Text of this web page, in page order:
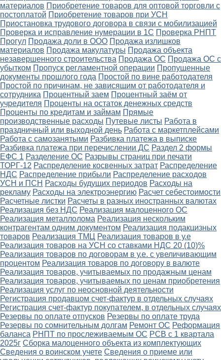
материалов Приобретение товаров для оптовой торговли с
постоплатой Приобретение товаров при УСН
Приостановка трудового договора в связи с мобилизацией
Проверка и исправление нумерации в 1С Проверка РНПТ
Прогул Продажа доли в ООО Продажа излишков
материалов Продажа макулатуры Продажа объекта
незавершенного строительства Продажа ОС Продажа ОС с
убытком Пропуск регламентной операции Пропущенные
документы прошлого года Простой по вине работодателя
Простой по причинам, не зависящим от работодателя и
сотрудника Процентный заем Процентный заём от
учредителя Проценты на остаток денежных средств
Проценты по кредитам и займам Прямые
производственные расходы Путевые листы Работа в
праздничный или выходной день Работа с маркетплейсами
Работа с самозанятыми Разбивка платежа в выписке
Разбивка платежа при перечислении ДС Раздел 2 формы
ЕФС 1 Разделение ОС Разрывы страниц при печати
ТОРГ-12 Распределение косвенных затрат Распределение
НДС Распределение прибыли Распределение расходов
УСН и ПСН Расходы будущих периодов Расходы на
рекламу Расходы на электроэнергию Расчет себестоимости
Расчетные листки Расчеты в разных иностранных валютах
Реализация без НДС Реализация малоценного ОС
Реализация металлолома Реализация нескольким
контрагентам одним документом Реализация подакцизных
товаров Реализация ТМЦ Реализация товаров в у.е
Реализация товаров на УСН со ставками НДС 20 (10)%
Реализация товаров по договорам в у.е. с увеличивающим
процентом Реализация товаров по договору в валюте
Реализация товаров, учитываемых по продажным ценам
Реализация товаров, учитываемых по ценам приобретения
Реализация услуг по неосновной деятельности
Регистрация продавцом счет-фактур в отдельных случаях
Регистрация счет-фактур покупателем, в отдельных случаях
Резервы по оплате отпусков Резервы по оплате труда
Резервы по сомнительным долгам Ремонт ОС Реформация
баланса РНПТ по прослеживаемым ОС РСВ с 1 квартала
2025г Сборка малоценного объекта из комплектующих
Сведения о воинском учете Сведения о приеме или